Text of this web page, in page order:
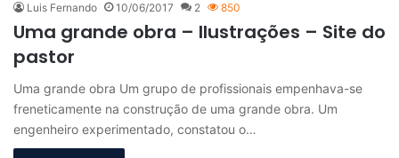
Luis Fernando 10/06/2017 2 850
Uma grande obra – Ilustrações – Site do
pastor
Uma grande obra Um grupo de profissionais empenhava-se
freneticamente na construção de uma grande obra. Um
engenheiro experimentado, constatou o…